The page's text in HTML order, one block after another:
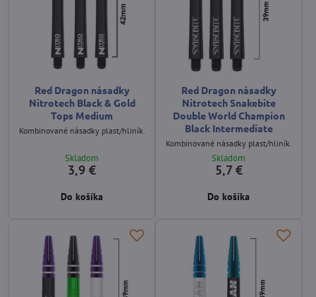
Red Dragon násadky
Nitrotech Black & Gold
Tops Medium
Kombinované násadky plast/hliník.
Skladom
3,9 €
Do košíka
Red Dragon násadky
Nitrotech Snakebite
Double World Champion
Black Intermediate
Kombinované násadky plast/hliník.
Skladom
5,7 €
Do košíka